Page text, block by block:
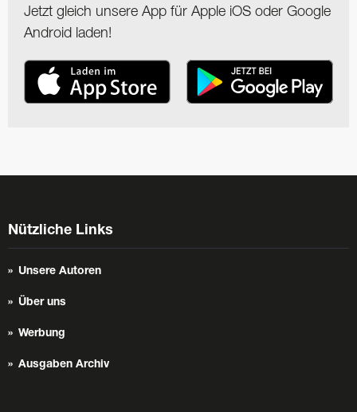
Jetzt gleich unsere App für Apple iOS oder Google
Android laden!
Nützliche Links
Unsere Autoren
Über uns
Werbung
Ausgaben Archiv